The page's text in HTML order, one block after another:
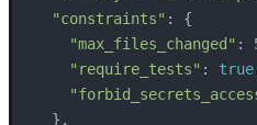
"constraints" : {
"max_files_changed" :
"require_tests" : true
  },